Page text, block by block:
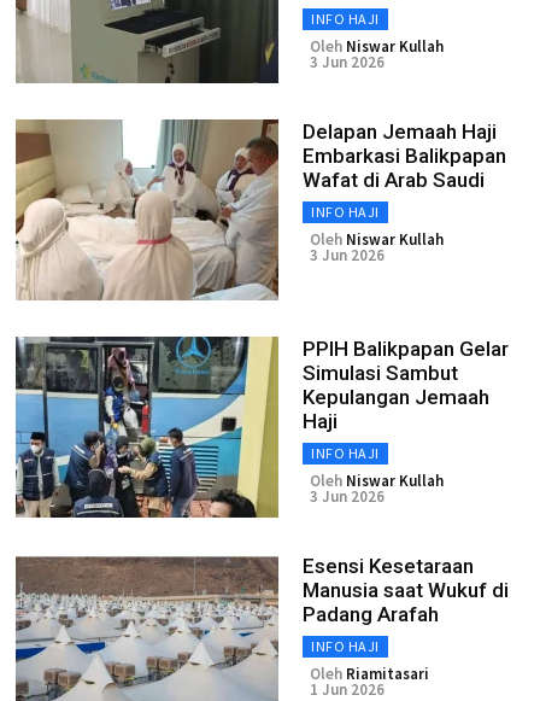
INFO HAJI
Oleh Niswar Kullah
3 Jun 2026
Delapan Jemaah Haji
Embarkasi Balikpapan
Wafat di Arab Saudi
INFO HAJI
Oleh Niswar Kullah
3 Jun 2026
PPIH Balikpapan Gelar
Simulasi Sambut
Kepulangan Jemaah
Haji
INFO HAJI
Oleh Niswar Kullah
3 Jun 2026
Esensi Kesetaraan
Manusia saat Wukuf di
Padang Arafah
INFO HAJI
Oleh Riamitasari
1 Jun 2026